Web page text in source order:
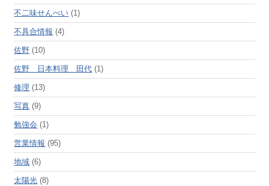
不二味せんべい (1)
不具合情報 (4)
佐野 (10)
佐野 日本料理 田代 (1)
修理 (13)
写真 (9)
勉強会 (1)
営業情報 (95)
地域 (6)
太陽光 (8)